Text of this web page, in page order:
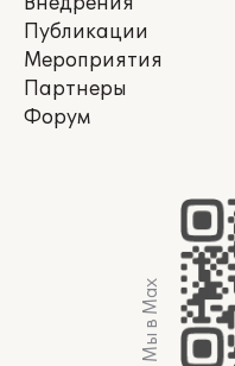
Публикации
Мероприятия
Партнеры
Форум
Мы в Max